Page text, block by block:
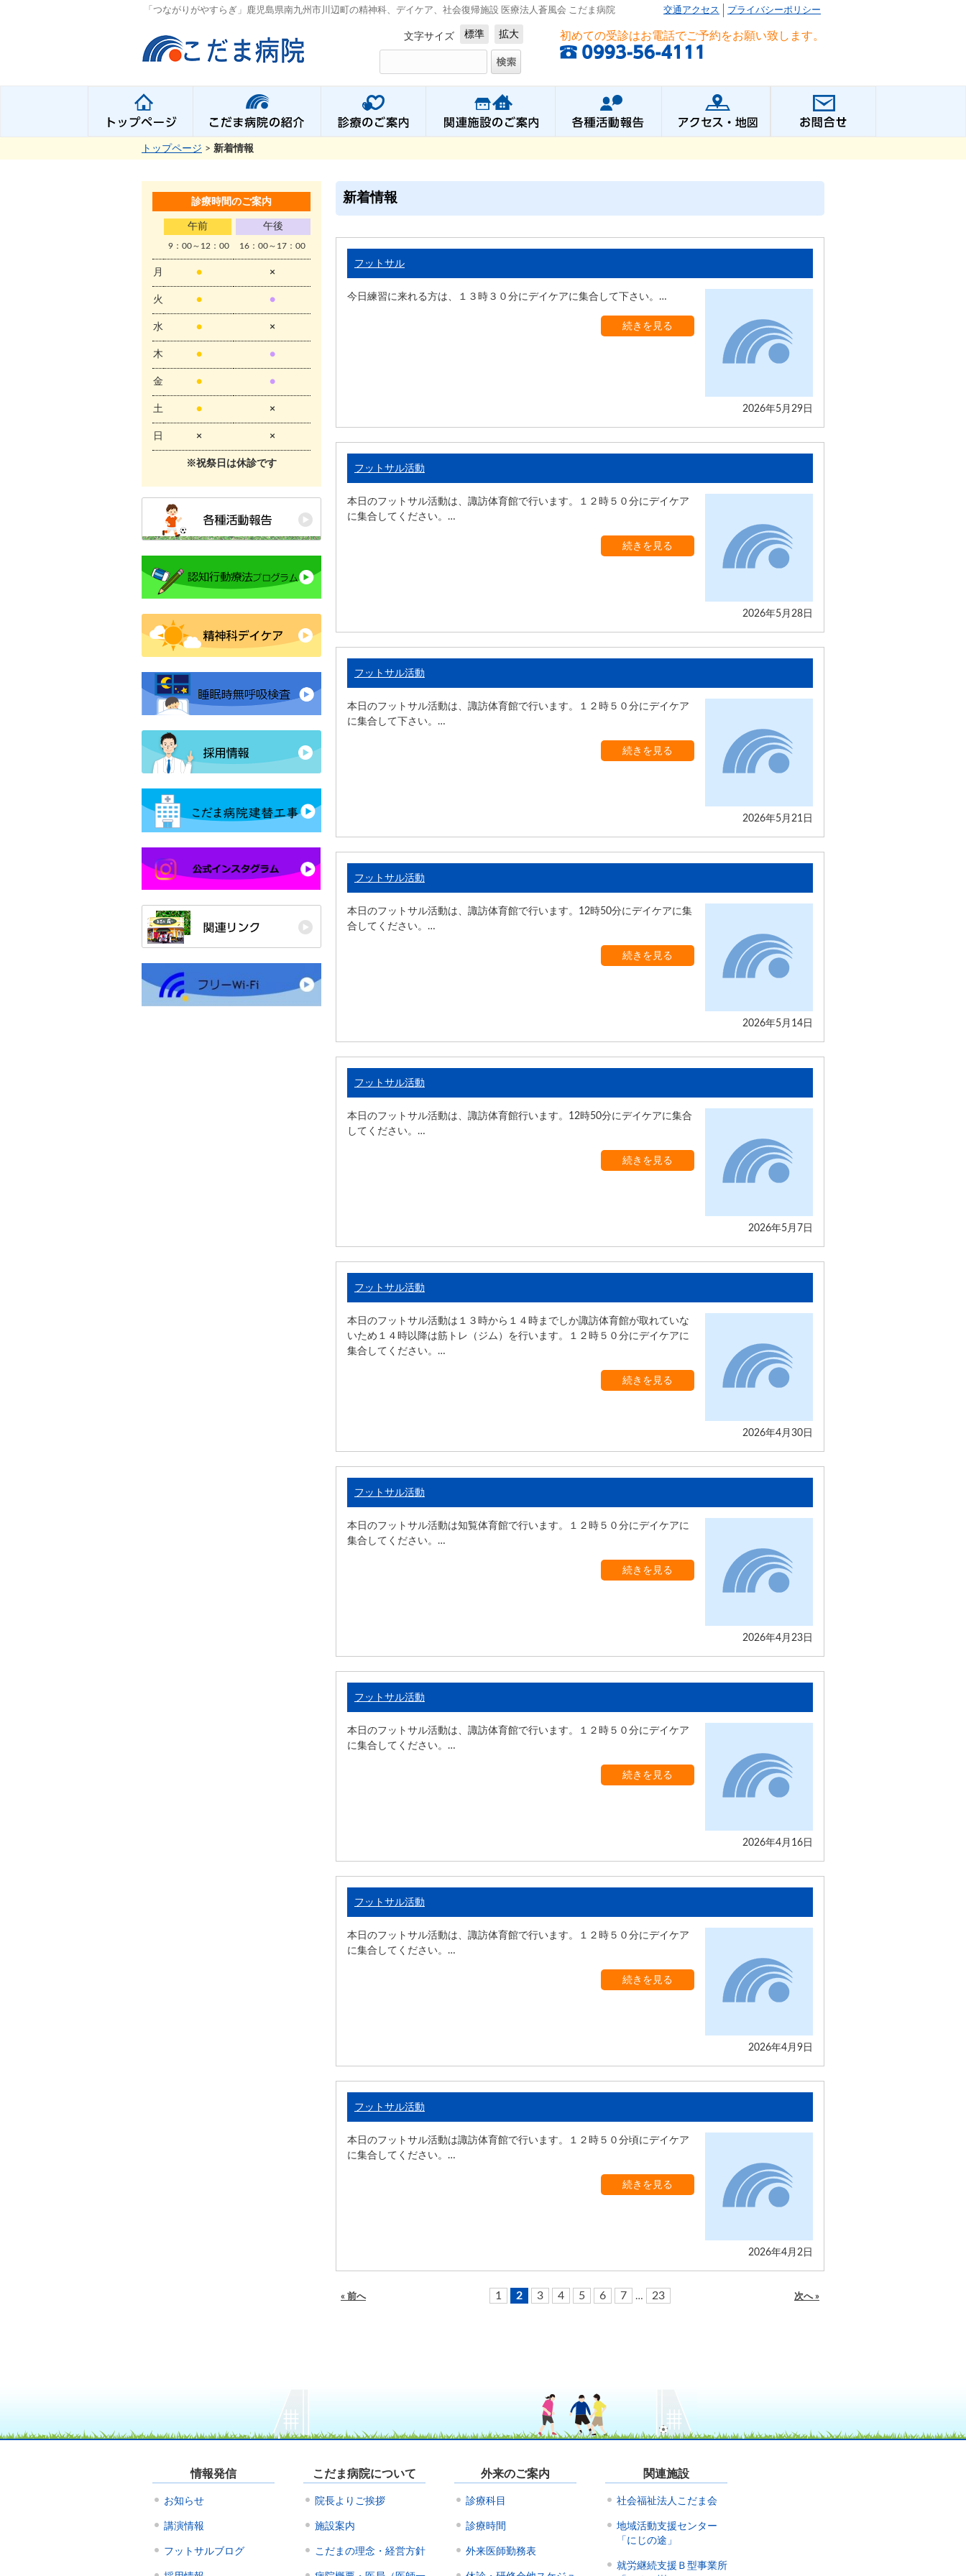
「つながりがやすらぎ」鹿児島県南九州市川辺町の精神科、デイケア、社会復帰施設 医療法人蒼風会 こだま病院 交通アクセス プライバシーポリシー
文字サイズ 標準 拡大 初めての受診はお電話でご予約をお願い致します。
トップページ > 新着情報
新着情報
フットサル
今日練習に来れる方は、１３時３０分にデイケアに集合して下さい。…
続きを見る
2026年5月29日
フットサル活動
本日のフットサル活動は、諏訪体育館で行います。１２時５０分にデイケア
に集合してください。…
続きを見る
2026年5月28日
フットサル活動
本日のフットサル活動は、諏訪体育館で行います。１２時５０分にデイケア
に集合して下さい。…
続きを見る
2026年5月21日
フットサル活動
本日のフットサル活動は、諏訪体育館で行います。12時50分にデイケアに集
合してください。…
続きを見る
2026年5月14日
フットサル活動
本日のフットサル活動は、諏訪体育館行います。12時50分にデイケアに集合
してください。…
続きを見る
2026年5月7日
フットサル活動
本日のフットサル活動は１３時から１４時までしか諏訪体育館が取れていな
いため１４時以降は筋トレ（ジム）を行います。１２時５０分にデイケアに
集合してください。…
続きを見る
2026年4月30日
フットサル活動
本日のフットサル活動は知覧体育館で行います。１２時５０分にデイケアに
集合してください。…
続きを見る
2026年4月23日
フットサル活動
本日のフットサル活動は、諏訪体育館で行います。１２時５０分にデイケア
に集合してください。…
続きを見る
2026年4月16日
フットサル活動
本日のフットサル活動は、諏訪体育館で行います。１２時５０分にデイケア
に集合してください。…
続きを見る
2026年4月9日
フットサル活動
本日のフットサル活動は諏訪体育館で行います。１２時５０分頃にデイケア
に集合してください。…
続きを見る
2026年4月2日
« 前へ 1 2 3 4 5 6 7 … 23 次へ »
診療時間のご案内
午前 午後
9：00～12：00 16：00～17：00
月 ● ×
火 ● ●
水 ● ×
木 ● ●
金 ● ●
土 ● ×
日 × ×
※祝祭日は休診です
情報発信
お知らせ
講演情報
フットサルブログ
こだま病院について
院長よりご挨拶
施設案内
こだまの理念・経営方針
外来のご案内
診療科目
診療時間
外来医師勤務表
関連施設
社会福祉法人こだま会
地域活動支援センター
「にじの途」
就労継続支援Ｂ型事業所